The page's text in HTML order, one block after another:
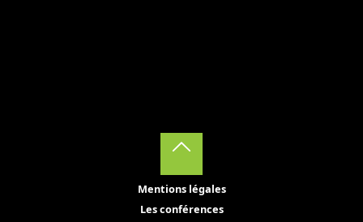
Mentions légales
Les conférences
Back
to